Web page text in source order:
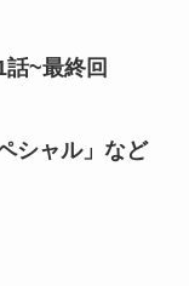
話~最終回
シャル」など